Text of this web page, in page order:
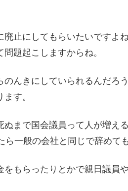
止にしてもらいたいですよ
題起こしますからね。
んきにしていられるんだろ
す。
まで国会議員って人が増え
一般の会社と同じで辞めて
もらったりとかで親日議員